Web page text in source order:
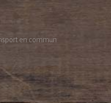
en commun